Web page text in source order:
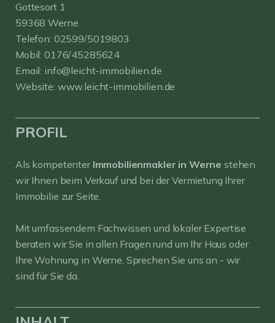
Gottesort 1
59368 Werne
Telefon: 02599/5019803
Mobil: 0176/45285624
Email: info@leicht-immobilien.de
Website: www.leicht-immobilien.de
PROFIL
Als kompetenter Immobilienmakler in Werne stehen
wir Ihnen beim Verkauf und bei der Vermietung Ihrer
Immobilie zur Seite.
Mit umfassendem Fachwissen und lokaler Expertise
beraten wir Sie in allen Fragen rund um Ihr Haus oder
Ihre Wohnung in Werne. Sprechen Sie uns an - wir
sind für Sie da.